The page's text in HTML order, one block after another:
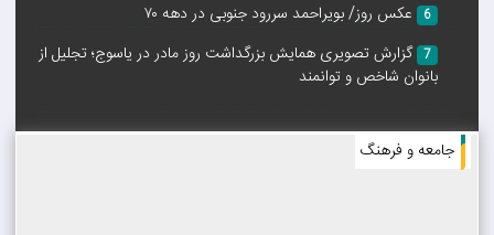
1405/1/21 2:13:7
شب شعر انقلابی گچساران برگزار شد/ مدیرکل کتابخانه‌های عمومی
استان: ایرانی‌ها همواره غم را به حماسه تبدیل کرده‌اند
6 عکس روز/ بویراحمد سررود جنوبی در دهه ۷۰
7 گزارش تصویری همایش بزرگداشت روز مادر در یاسوج؛ تجلیل از
بانوان شاخص و توانمند
جامعه و فرهنگ‌